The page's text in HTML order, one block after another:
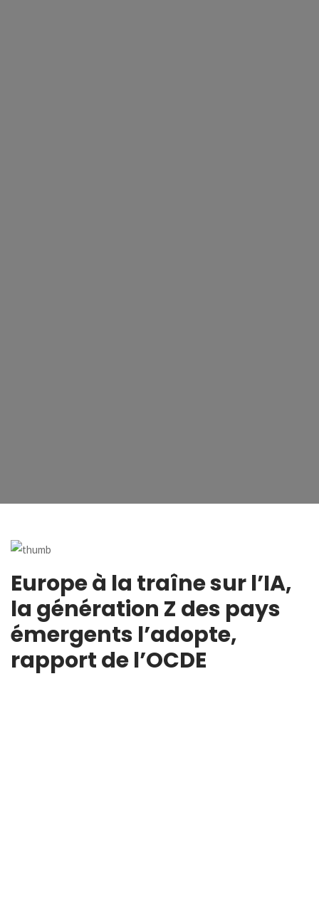
Europe à la traîne sur l’IA,
la génération Z des pays
émergents l’adopte,
rapport de l’OCDE